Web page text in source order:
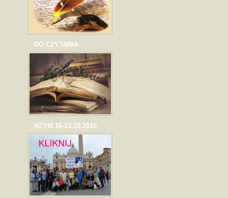
DO CZYTANIA
RZYM 16-23.10.2010